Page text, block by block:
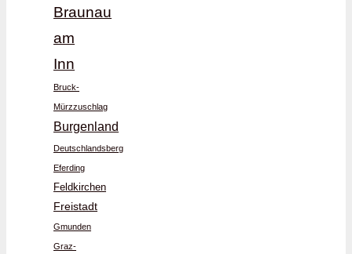
Braunau
am
Inn
Bruck-
Mürzzuschlag
Burgenland
Deutschlandsberg
Eferding
Feldkirchen
Freistadt
Gmunden
Graz-